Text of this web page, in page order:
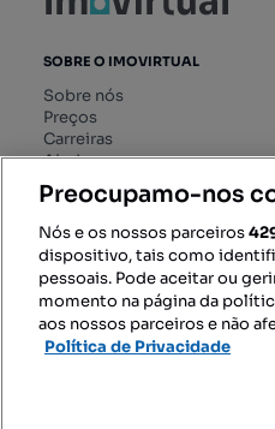
SOBRE O IMOVIRTUAL
Sobre nós
Preços
Carreiras
Ajuda
Livro de Reclamações online
Regulamento dos Serviços
Digitais
Preocupamo-nos
Nós e os nossos parceiros
dispositivo, tais como
pessoais. Pode aceitar ou
momento na página da
aos nossos parceiros e não
Política de Privacidade